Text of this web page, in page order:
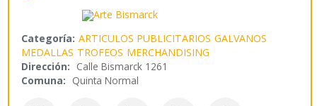
Categoría: ARTICULOS PUBLICITARIOS GALVANOS
MEDALLAS TROFEOS MERCHANDISING
Dirección: Calle Bismarck 1261
Comuna: Quinta Normal